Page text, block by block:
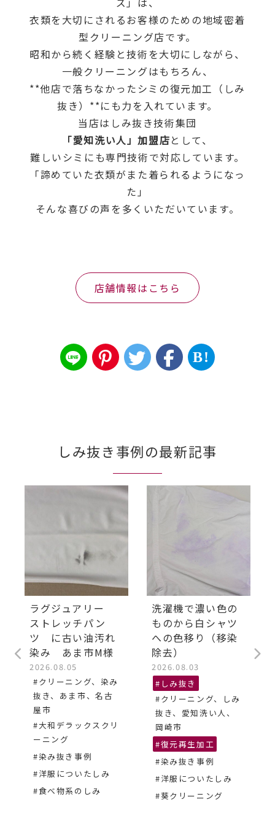
衣類を大切にされるお客様のための地域密着
型クリーニング店です。
昭和から続く経験と技術を大切にしながら、
一般クリーニングはもちろん、
**他店で落ちなかったシミの復元加工（しみ
抜き）**にも力を入れています。
当店はしみ抜き技術集団
「愛知洗い人」加盟店として、
難しいシミにも専門技術で対応しています。
「諦めていた衣類がまた着られるようになっ
た」
そんな喜びの声を多くいただいています。
店舗情報はこちら
B!
しみ抜き事例の最新記事
ラグジュアリー
ストレッチパン
ツ に古い油汚れ
染み あま市M様
2026.08.05
#クリーニング、染み
抜き、あま市、名古
屋市
#大和デラックスクリ
ーニング
#染み抜き事例
#洋服についたしみ
#食べ物系のしみ
洗濯機で濃い色の
ものから白シャツ
への色移り（移染
除去）
2026.08.03
#しみ抜き
#クリーニング、しみ
抜き、愛知洗い人、
岡崎市
#復元再生加工
#染み抜き事例
#洋服についたしみ
#葵クリーニング